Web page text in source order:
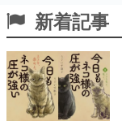
新着記事